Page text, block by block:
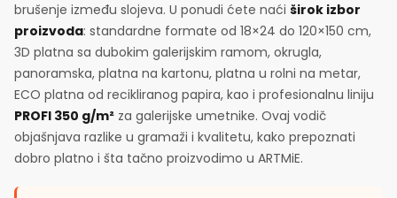
brušenje između slojeva. U ponudi ćete naći širok izbor
proizvoda: standardne formate od 18×24 do 120×150 cm,
3D platna sa dubokim galerijskim ramom, okrugla,
panoramska, platna na kartonu, platna u rolni na metar,
ECO platna od recikliranog papira, kao i profesionalnu liniju
PROFI 350 g/m² za galerijske umetnike. Ovaj vodič
objašnjava razlike u gramaži i kvalitetu, kako prepoznati
dobro platno i šta tačno proizvodimo u ARTMiE.